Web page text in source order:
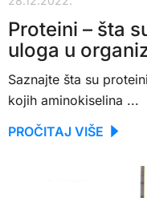
Proteini – šta
uloga u
Saznajte šta su
kojih aminokiselina ...
PROČITAJ VIŠE